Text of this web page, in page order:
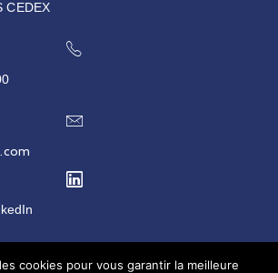
CEDEX
cookies pour vous garantir la meilleure